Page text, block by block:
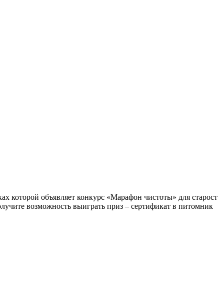
которой объявляет конкурс «Марафон чистоты» для старост
возможность выиграть приз – сертификат в питомник